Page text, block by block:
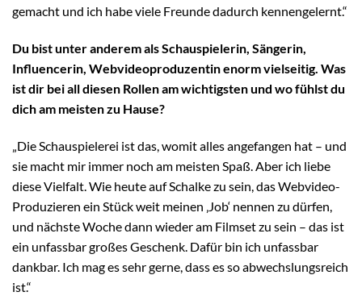
gemacht und ich habe viele Freunde dadurch kennengelernt.“
Du bist unter anderem als Schauspielerin, Sängerin,
Influencerin, Webvideoproduzentin enorm vielseitig. Was
ist dir bei all diesen Rollen am wichtigsten und wo fühlst du
dich am meisten zu Hause?
„Die Schauspielerei ist das, womit alles angefangen hat – und
sie macht mir immer noch am meisten Spaß. Aber ich liebe
diese Vielfalt. Wie heute auf Schalke zu sein, das Webvideo-
Produzieren ein Stück weit meinen ‚Job‘ nennen zu dürfen,
und nächste Woche dann wieder am Filmset zu sein – das ist
ein unfassbar großes Geschenk. Dafür bin ich unfassbar
dankbar. Ich mag es sehr gerne, dass es so abwechslungsreich
ist.“